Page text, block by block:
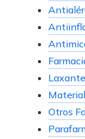
Otros